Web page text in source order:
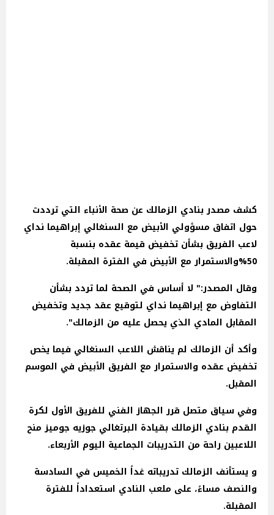
كشف مصدر بنادي الزمالك عن صحة الأنباء التي ترددت
حول اتفاق مسؤولي الأبيض مع السنغالي إبراهيما نداي
لاعب الفريق بشأن تخفيض قيمة عقده بنسبة
50%والاستمرار مع الأبيض في الفترة المقبلة.
وقال المصدر:" لا أساس في الصحة لما تردد بشأن
التفاوض مع إبراهيما نداي لتوقيع عقد جديد وتخفيض
المقابل المادي الذي يحصل عليه من الزمالك".
وأكد أن الزمالك لم يناقش اللاعب السنغالي فيما يخص
تخفيض عقده والاستمرار مع الفريق الأبيض في الموسم
المقبل.
وفي سياق متصل قرر الجهاز الفني للفريق الأول لكرة
القدم بنادي الزمالك بقيادة البرتغالي جوزيه جوميز منح
اللاعبين راحة من التدريبات الجماعية اليوم الأربعاء.
و يستأنف الزمالك تدريباته غداً الخميس في السادسة
والنصف مساءً، على ملعب النادي استعداداً للفترة
المقبلة.